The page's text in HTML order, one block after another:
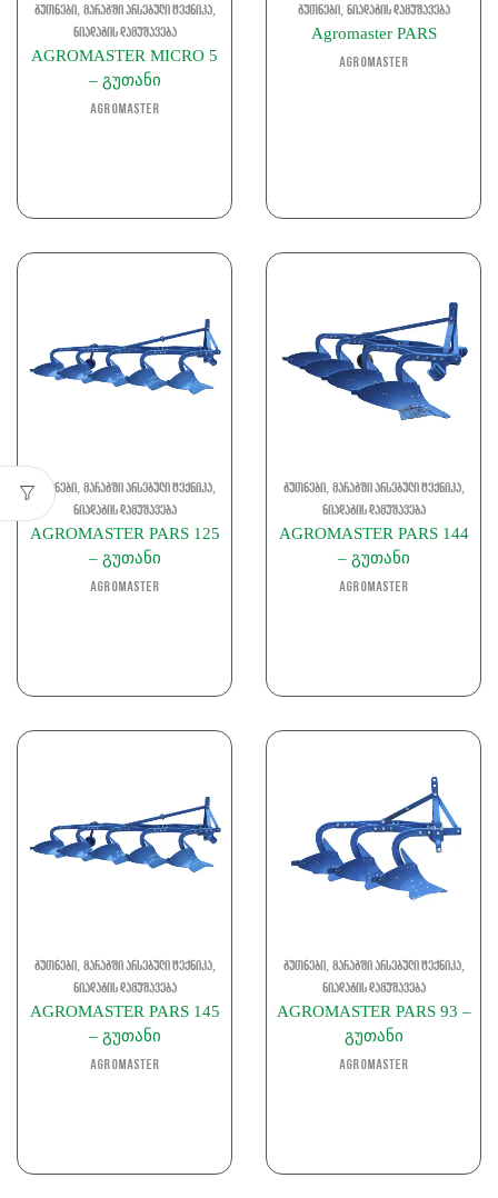
გუთნები, მარაგში არსებული ტექნიკა,
ნიადაგის დამუშავება
AGROMASTER MICRO 5
– გუთანი
Agromaster
გუთნები, ნიადაგის დამუშავება
Agromaster PARS
Agromaster
გუთნები, მარაგში არსებული ტექნიკა,
ნიადაგის დამუშავება
AGROMASTER PARS 125
– გუთანი
Agromaster
გუთნები, მარაგში არსებული ტექნიკა,
ნიადაგის დამუშავება
AGROMASTER PARS 144
– გუთანი
Agromaster
გუთნები, მარაგში არსებული ტექნიკა,
ნიადაგის დამუშავება
AGROMASTER PARS 145
– გუთანი
Agromaster
გუთნები, მარაგში არსებული ტექნიკა,
ნიადაგის დამუშავება
AGROMASTER PARS 93 –
გუთანი
Agromaster